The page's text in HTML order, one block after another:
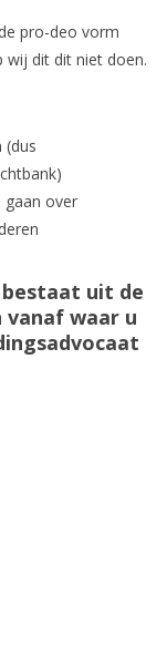
pro-deo vorm
wij dit dit niet doen.
gaan over
bestaat uit de
vanaf waar u